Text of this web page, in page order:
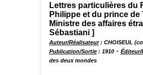
Lettres particulières du
Philippe et du prince de
Ministre des affaires
Sébastiani ]
Auteur/Réalisateur: CHOISEUL
Publication/Sortie : 1910 - Éditeur/
des deux mondes